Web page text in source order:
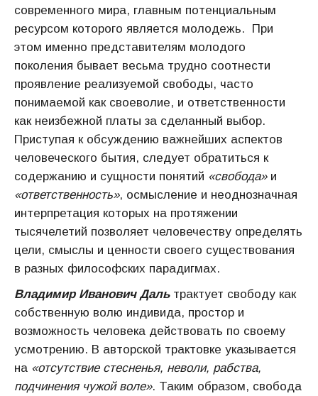
современного мира, главным потенциальным
ресурсом которого является молодежь. При
этом именно представителям молодого
поколения бывает весьма трудно соотнести
проявление реализуемой свободы, часто
понимаемой как своеволие, и ответственности
как неизбежной платы за сделанный выбор.
Приступая к обсуждению важнейших аспектов
человеческого бытия, следует обратиться к
содержанию и сущности понятий «свобода»и
«ответственность», осмысление и неоднозначная
интерпретация которых на протяжении
тысячелетий позволяет человечеству определять
цели, смыслы и ценности своего существования
в разных философских парадигмах.
Владимир Иванович Дальтрактует свободу как
собственную волю индивида, простор и
возможность человека действовать по своему
усмотрению. В авторской трактовке указывается
на «отсутствие стесненья, неволи, рабства,
подчинения чужой воле». Таким образом, свобода